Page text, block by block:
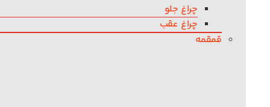
چراغ جلو
چراغ عقب
قمقمه